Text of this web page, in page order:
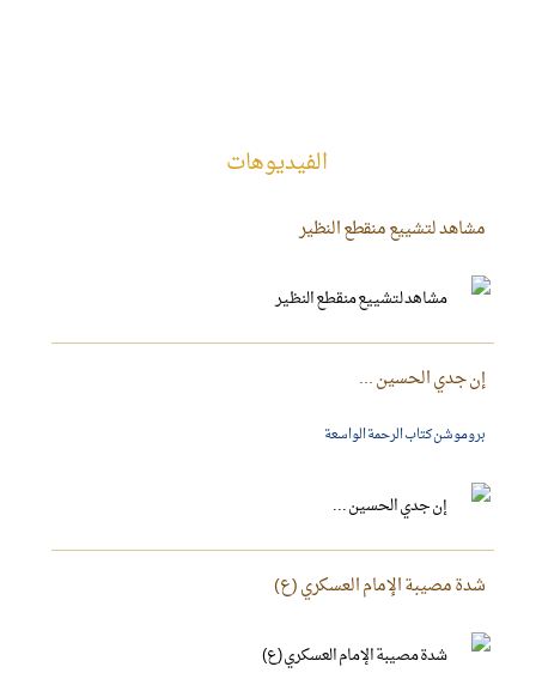
الفیدیوهات
مشاهد لتشييع منقطع النظير
إن جدي الحسين ...
بروموشن كتاب الرحمة الواسعة
شدة مصيبة الإمام العسكري (ع)